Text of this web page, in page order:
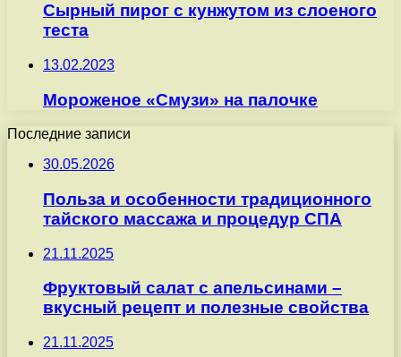
Сырный пирог с кунжутом из слоеного
теста
13.02.2023
Мороженое «Смузи» на палочке
Последние записи
30.05.2026
Польза и особенности традиционного
тайского массажа и процедур СПА
21.11.2025
Фруктовый салат с апельсинами –
вкусный рецепт и полезные свойства
21.11.2025